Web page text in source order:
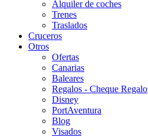
Alquiler de coches
Trenes
Traslados
Cruceros
Otros
Ofertas
Canarias
Baleares
Regalos - Cheque Regalo
Disney
PortAventura
Blog
Visados